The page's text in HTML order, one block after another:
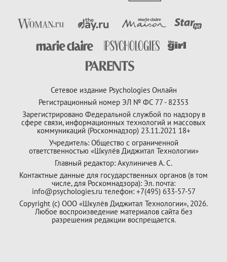
Сетевое издание Psychologies Онлайн
Регистрационный номер ЭЛ № ФС 77 - 82353
Зарегистрировано Федеральной службой по надзору в
сфере связи, информационных технологий и массовых
коммуникаций (Роскомнадзор) 23.11.2021 18+
Учредитель: Общество с ограниченной
ответственностью «Шкулёв Диджитал Технологии»
Главный редактор: Акулиничев А. С.
Контактные данные для государственных органов (в том
числе, для Роскомнадзора): Эл. почта:
info@psychologies.ru телефон: +7(495) 633-57-57
Copyright (с) ООО «Шкулёв Диджитал Технологии», 2026.
Любое воспроизведение материалов сайта без
разрешения редакции воспрещается.